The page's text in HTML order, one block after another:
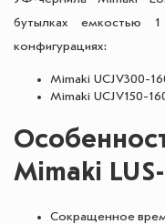
бутылках емкостью
конфигурациях:
Mimaki
Mimaki UCJV150-
Mimaki LUS-
Сокращенное